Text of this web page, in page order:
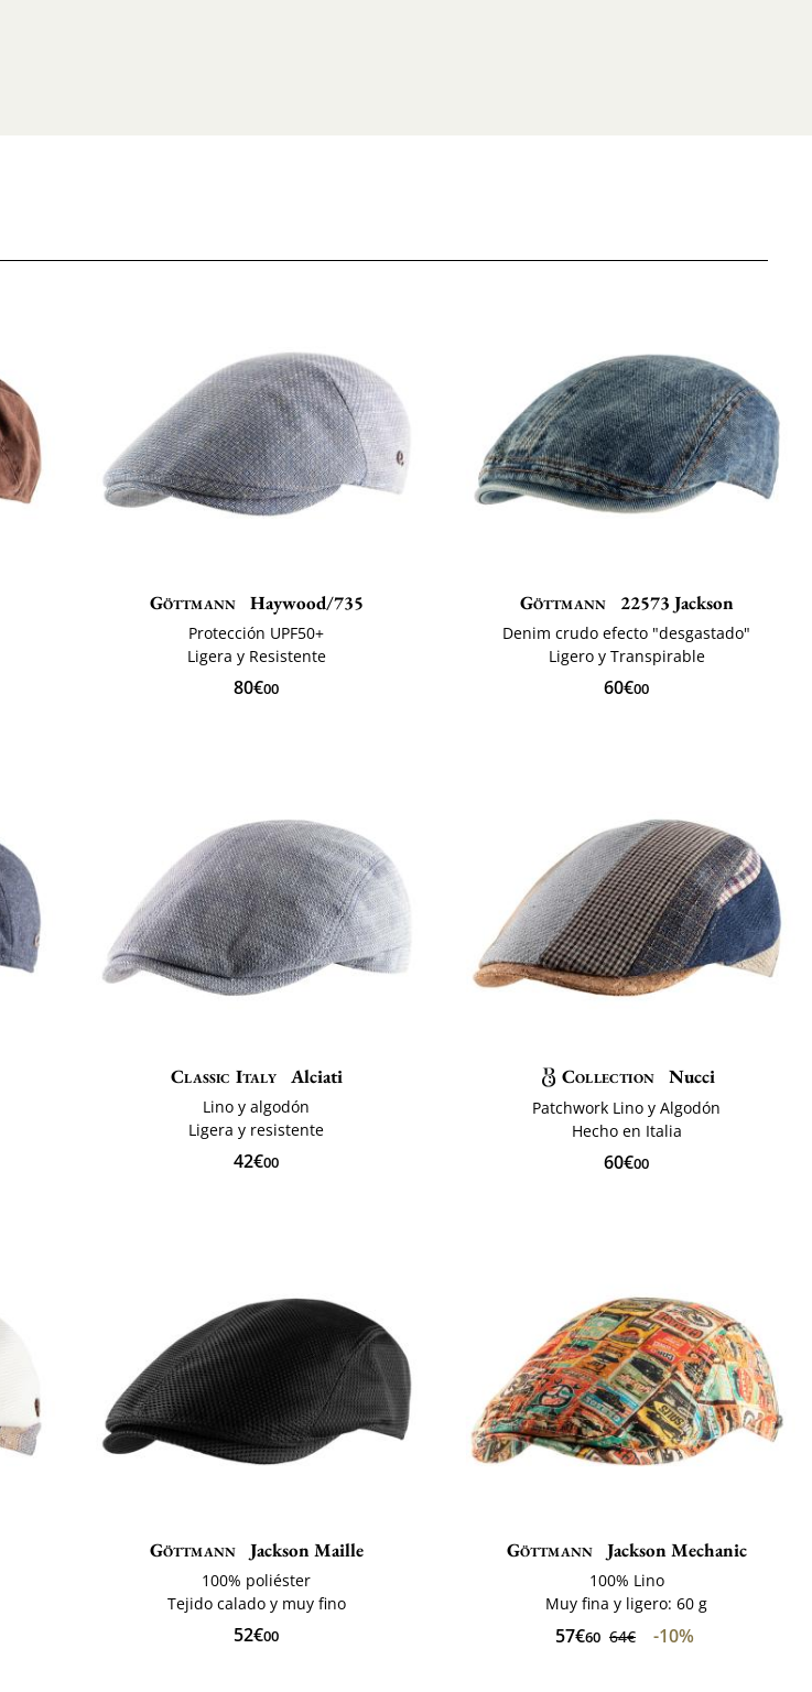
Göttmann Haywood/735
Protección UPF50+
Ligera y Resistente
80€00
Göttmann 22573 Jackson
Denim crudo efecto "desgastado"
Ligero y Transpirable
60€00
Classic Italy Alciati
Lino y algodón
Ligera y resistente
42€00
Collection Nucci
Patchwork Lino y Algodón
Hecho en Italia
60€00
Göttmann Jackson Maille
100% poliéster
Tejido calado y muy fino
52€00
Göttmann Jackson Mechanic
100% Lino
Muy fina y ligero: 60 g
57€60 64€ -10%